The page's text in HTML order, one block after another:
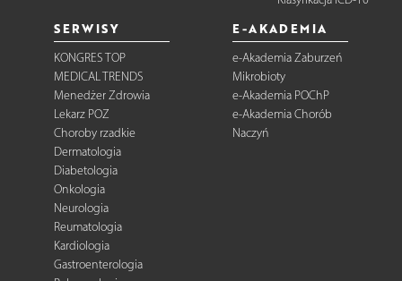
SERWISY
KONGRES TOP
MEDICAL TRENDS
Menedżer Zdrowia
Lekarz POZ
Choroby rzadkie
Dermatologia
Diabetologia
Onkologia
Neurologia
Reumatologia
Kardiologia
Gastroenterologia
E-AKADEMIA
e-Akademia Zaburzeń
Mikrobioty
e-Akademia POChP
e-Akademia Chorób
Naczyń